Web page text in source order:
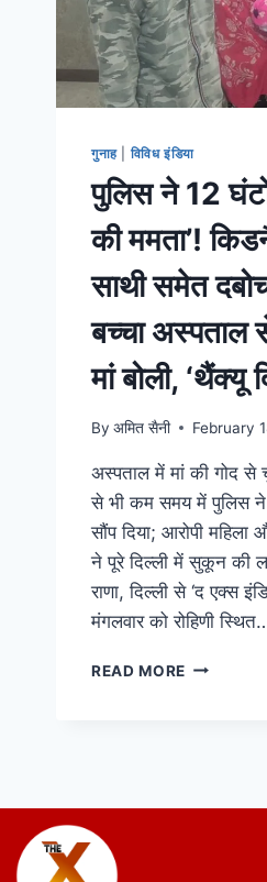
गुनाह| विविध इंडिया
पुलिस ने 12 घंटों
की ममता’!
साथी समेत
बच्चा अस्पताल
मां बोली, ‘थैंक्यू
By अमित सैनी February
अस्पताल में मां की गोद से
से भी कम समय में पुलिस ने
सौंप दिया; आरोपी
ने पूरे दिल्ली में सुकून की
राणा, दिल्ली से ‘द एक्स
मंगलवार को रोहिणी
READ MORE